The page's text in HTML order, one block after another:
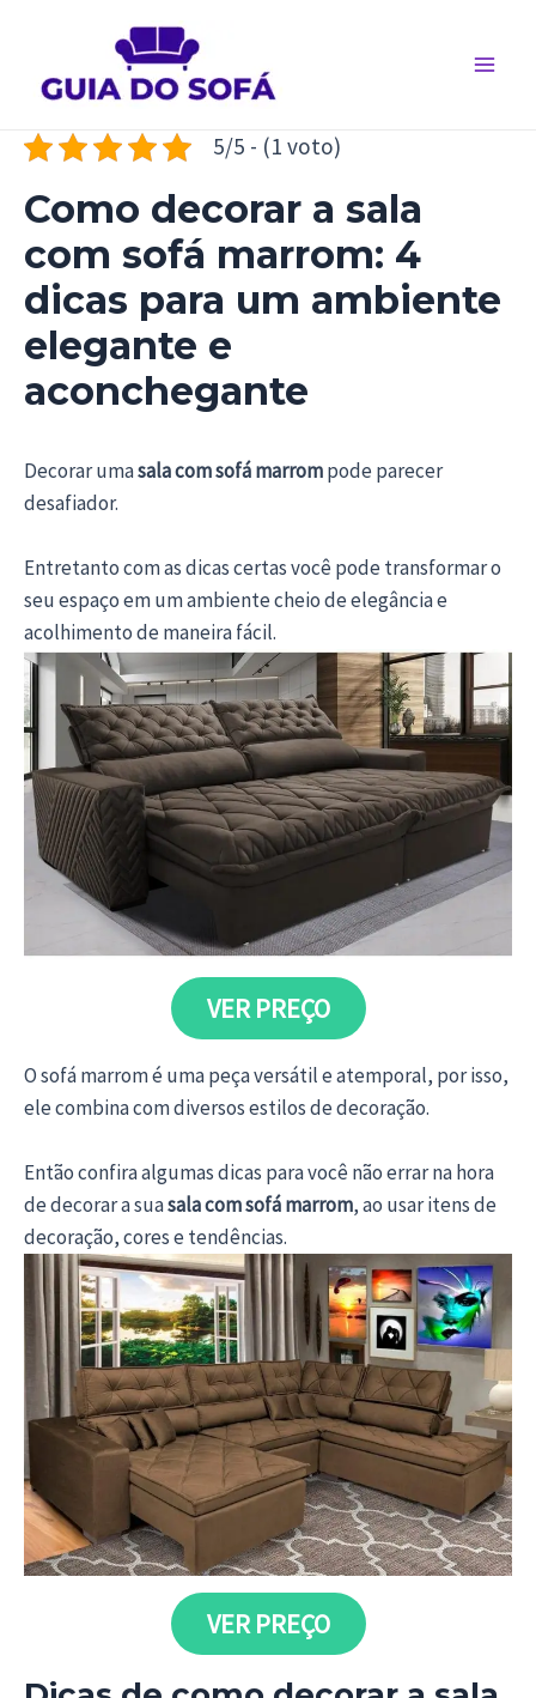
5/5 - (1 voto)
Como decorar a sala
com sofá marrom: 4
dicas para um ambiente
elegante e
aconchegante
Decorar umasala com sofá marrompode parecer
desafiador.
Entretanto com as dicas certas você pode transformar o
seu espaço em um ambiente cheio de elegância e
acolhimento de maneira fácil.
VER PREÇO
O sofá marrom é uma peça versátil e atemporal, por isso,
ele combina com diversos estilos de decoração.
Então confira algumas dicas para você não errar na hora
de decorar a suasala com sofá marrom, ao usar itens de
decoração, cores e tendências.
VER PREÇO